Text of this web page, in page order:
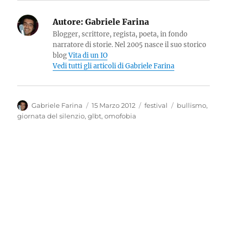
Autore: Gabriele Farina
Blogger, scrittore, regista, poeta, in fondo
narratore di storie. Nel 2005 nasce il suo storico
blogVita di un IO
Vedi tutti gli articoli di Gabriele Farina
Autore
Gabriele Farina
Pubblicato
il
15 Marzo 2012 Categorie
festival Tag
bullismo,
giornata del silenzio,glbt,omofobia